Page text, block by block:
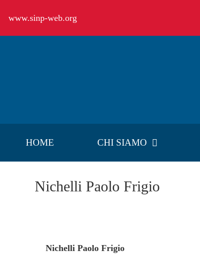
contenuto
www.sinp-web.org
HOME CHI SIAMO
Nichelli Paolo Frigio
Nichelli Paolo Frigio